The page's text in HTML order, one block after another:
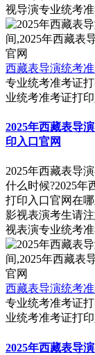
视导演专业统考
西藏表导演统考
专业统考准考证
业统考准考证打
2025年西藏表导
印入口官网
2025年西藏表导
什么时候?2025年
打印入口官网在
影视表演考生请
视表演专业统考
西藏表导演统考
专业统考准考证
业统考准考证打
2025年西藏表导